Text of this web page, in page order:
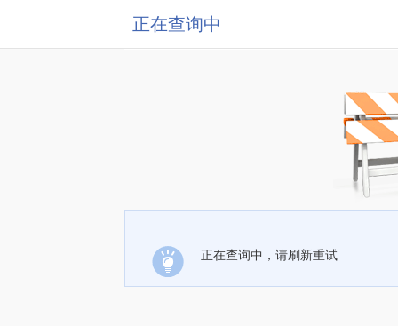
正在查询中
正在查询中，请刷新重试